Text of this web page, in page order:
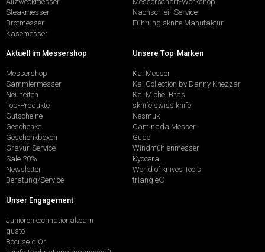
Steakmesser
Brotmesser
Käsemesser
Nachschleif-Service
Führung sknife Manufaktur
Aktuell im Messershop
Messershop
Sammlermesser
Neuheiten
Top-Produkte
Gutscheine
Geschenke
Geschenkboxen
Gravur-Service
Sale 20%
Newsletter
Beratung/Service
Unsere Top-Marken
Kai Messer
Kai Collection by Danny Khezzar
Kai Michel Bras
sknife swiss knife
Nesmuk
Caminada Messer
Güde
Windmühlenmesser
Kyocera
World of knives Tools
triangle®
Unser Engagement
Juniorenkochnationalteam
gusto
Bocuse d'Or